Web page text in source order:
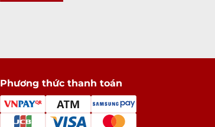
Phương thức thanh toán